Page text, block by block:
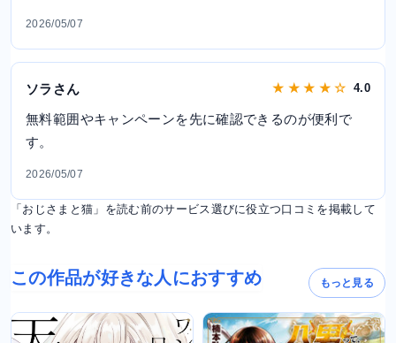
2026/05/07
ソラさん ★ ★ ★ ★ ☆ 4.0
無料範囲やキャンペーンを先に確認できるのが便利で
す。
2026/05/07
「おじさまと猫」を読む前のサービス選びに役立つ口コミを掲載して
います。
この作品が好きな人におすすめ もっと見る